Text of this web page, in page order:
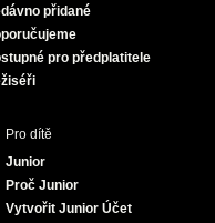
přidané
pro předplatitele
Pro dítě
Junior
Proč Junior
Vytvořit Junior Účet